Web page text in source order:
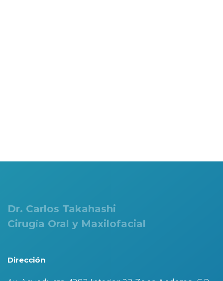
Dr. Carlos Takahashi
Cirugía Oral y Maxilofacial
Dirección